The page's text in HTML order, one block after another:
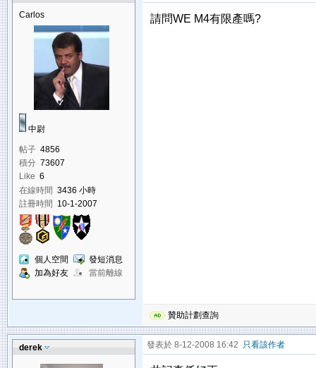
Carlos
中尉
帖子 4856
積分 73607
Like 6
在線時間 3436 小時
註冊時間 10-1-2007
個人空間
發短消息
加為好友
當前離線
請問WE M4有限產嗎?
贊助計劃查詢
derek 發表於 8-12-2008 16:42 只看該作者